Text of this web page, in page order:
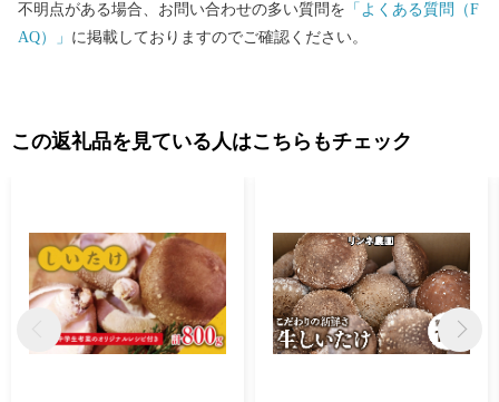
不明点がある場合、お問い合わせの多い質問を 「よくある質問（F
AQ）」 に掲載しておりますのでご確認ください。
この返礼品を見ている人はこちらもチェック